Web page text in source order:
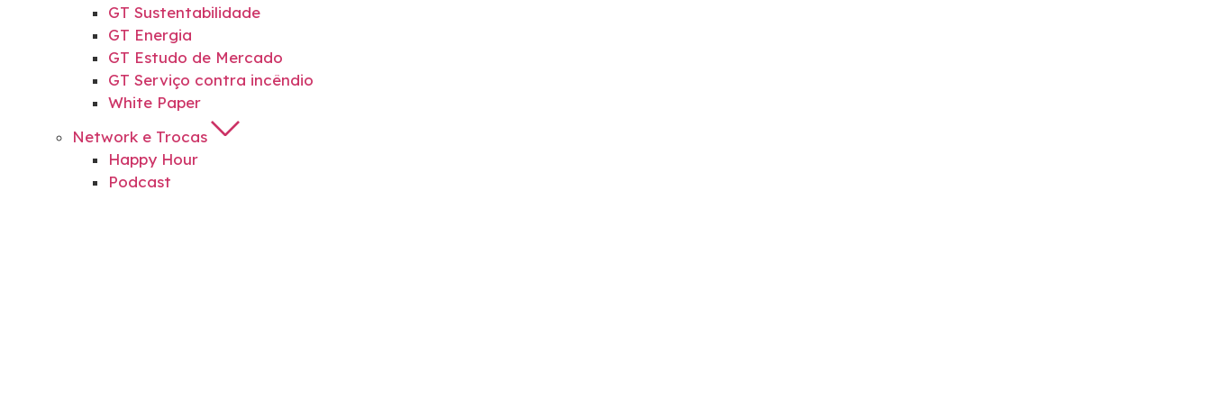
GT Sustentabilidade
GT Energia
GT Estudo de Mercado
GT Serviço contra incêndio
White Paper
Network e Trocas
Happy Hour
Podcast